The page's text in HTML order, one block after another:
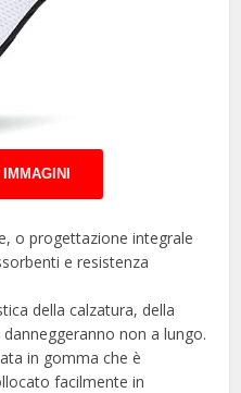
o progettazione integrale
e resistenza
della calzatura, della
non a lungo.
in gomma che è
facilmente in